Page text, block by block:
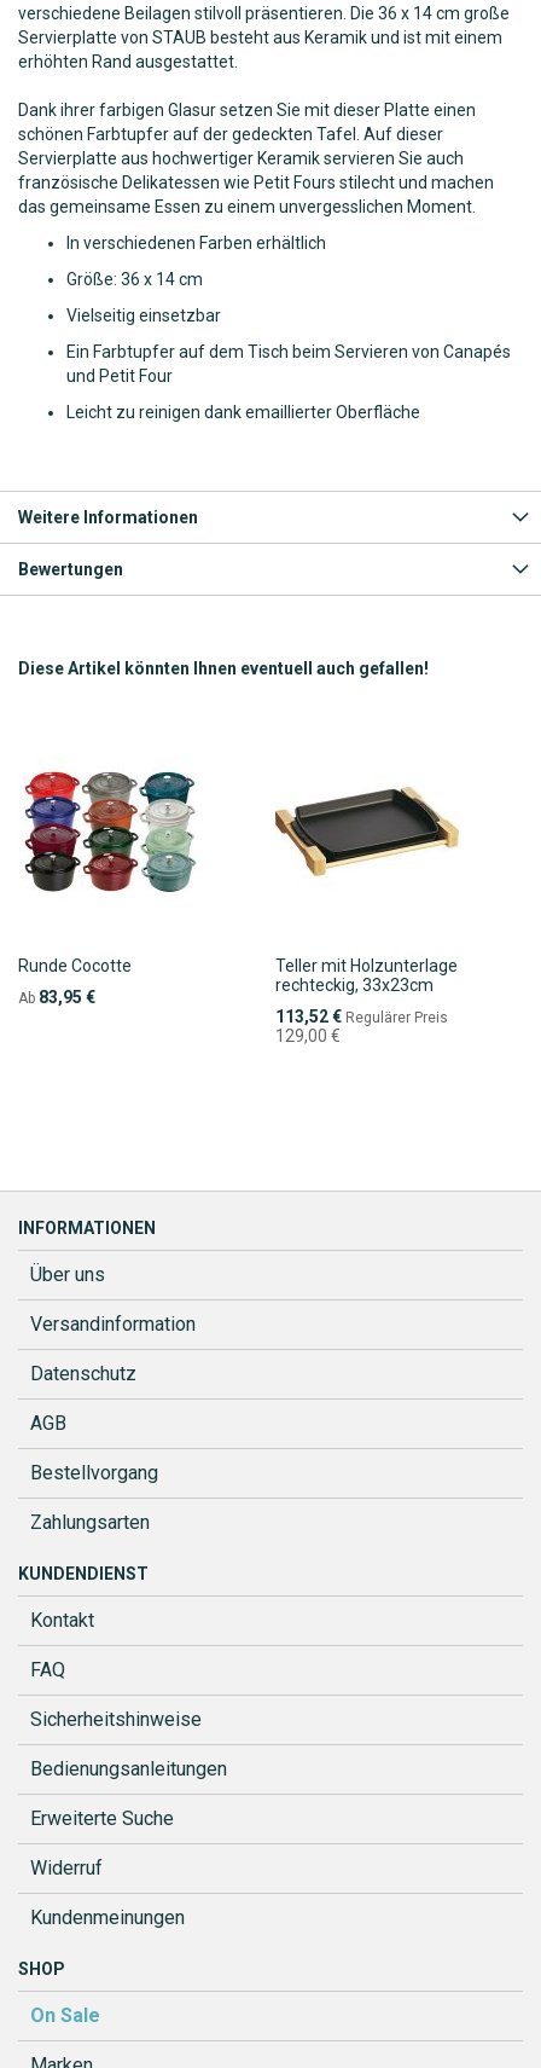
verschiedene Beilagen stilvoll präsentieren. Die 36 x 14 cm große
Servierplatte von STAUB besteht aus Keramik und ist mit einem
erhöhten Rand ausgestattet.
Dank ihrer farbigen Glasur setzen Sie mit dieser Platte einen
schönen Farbtupfer auf der gedeckten Tafel. Auf dieser
Servierplatte aus hochwertiger Keramik servieren Sie auch
französische Delikatessen wie Petit Fours stilecht und machen
das gemeinsame Essen zu einem unvergesslichen Moment.
In verschiedenen Farben erhältlich
Größe: 36 x 14 cm
Vielseitig einsetzbar
Ein Farbtupfer auf dem Tisch beim Servieren von Canapés
und Petit Four
Leicht zu reinigen dank emaillierter Oberfläche
Weitere Informationen
Bewertungen
Diese Artikel könnten Ihnen eventuell auch gefallen!
Runde Cocotte
Ab 83,95 €
Teller mit Holzunterlage
rechteckig, 33x23cm
Sonderpreis
113,52 € Regulärer Preis
129,00 €
INFORMATIONEN
Über uns
Versandinformation
Datenschutz
AGB
Bestellvorgang
Zahlungsarten
KUNDENDIENST
Kontakt
FAQ
Sicherheitshinweise
Bedienungsanleitungen
Erweiterte Suche
Widerruf
Kundenmeinungen
SHOP
On Sale